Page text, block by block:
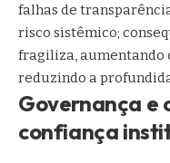
falhas de
risco sistêmico;
fragiliza, aumentando
reduzindo a
Governança e
confiança